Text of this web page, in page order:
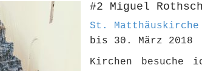
#2 Miguel
St. Matthäuskirche
bis 30. März 2018
Kirchen besuche